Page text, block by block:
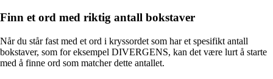
Finn et ord med riktig antall bokstaver
Når du står fast med et ord i kryssordet som har et spesifikt antall
bokstaver, som for eksempel DIVERGENS, kan det være lurt å starte
med å finne ord som matcher dette antallet.